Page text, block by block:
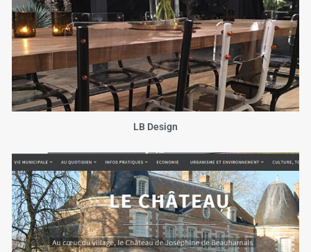
LB Design